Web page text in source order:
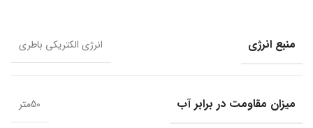
منبع انرژی انرژی الکتریکی باطری
میزان مقاومت در برابر آب 50متر